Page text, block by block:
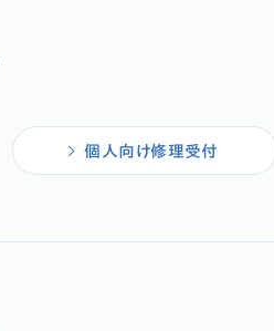
個人向け修理受付